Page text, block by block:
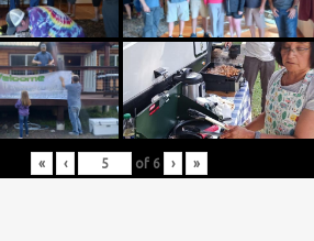
« ‹ of 6 › »